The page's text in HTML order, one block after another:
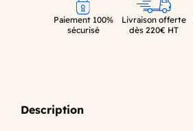
Paiement 100%
sécurisé
Livraison offerte
dès 220€ HT
Description